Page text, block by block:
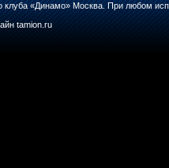
«Динамо» Москва. При любом
tamion.ru